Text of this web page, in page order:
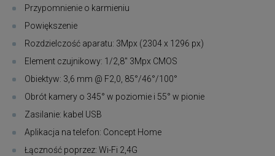
Przypomnienie o karmieniu
Powiększenie
Rozdzielczość aparatu: 3Mpx (2304 x 1296 px)
Element czujnikowy: 1/2,8'' 3Mpx CMOS
Obiektyw: 3,6 mm @ F2,0, 85°/46°/100°
Obrót kamery o 345° w poziomie i 55° w pionie
Zasilanie: kabel USB
Aplikacja na telefon: Concept Home
Łączność poprzez: Wi-Fi 2,4G